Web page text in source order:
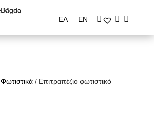
ΕΛ ΕΝ
Φωτιστικά/ Επιτραπέζιο φωτιστικό